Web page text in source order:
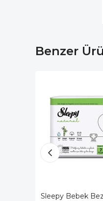
Benzer
Sleepy Bebek